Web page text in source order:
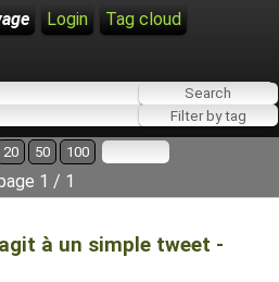
Login
Tag cloud
20 50 100
1 / 1
à un simple tweet -